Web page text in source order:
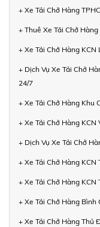
+ Xe Tải Chở Hàng
+ Thuê Xe Tải Chở
+ Xe Tải Chở Hàng KCN
+ Dịch Vụ Xe Tải Chở
24/7
+ Xe Tải Chở Hàng Khu
+ Xe Tải Chở Hàng
+ Dịch Vụ Xe Tải Chở
+ Xe Tải Chở Hàng KCN
+ Xe Tải Chở Hàng KCN
+ Xe Tải Chở Hàng Bình
+ Xe Tải Chở Hàng Thủ